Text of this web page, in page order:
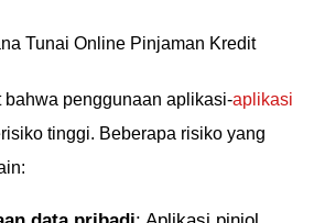
Tunai Online Pinjaman Kredit
bahwa penggunaan aplikasi-aplikasi
tinggi. Beberapa risiko yang